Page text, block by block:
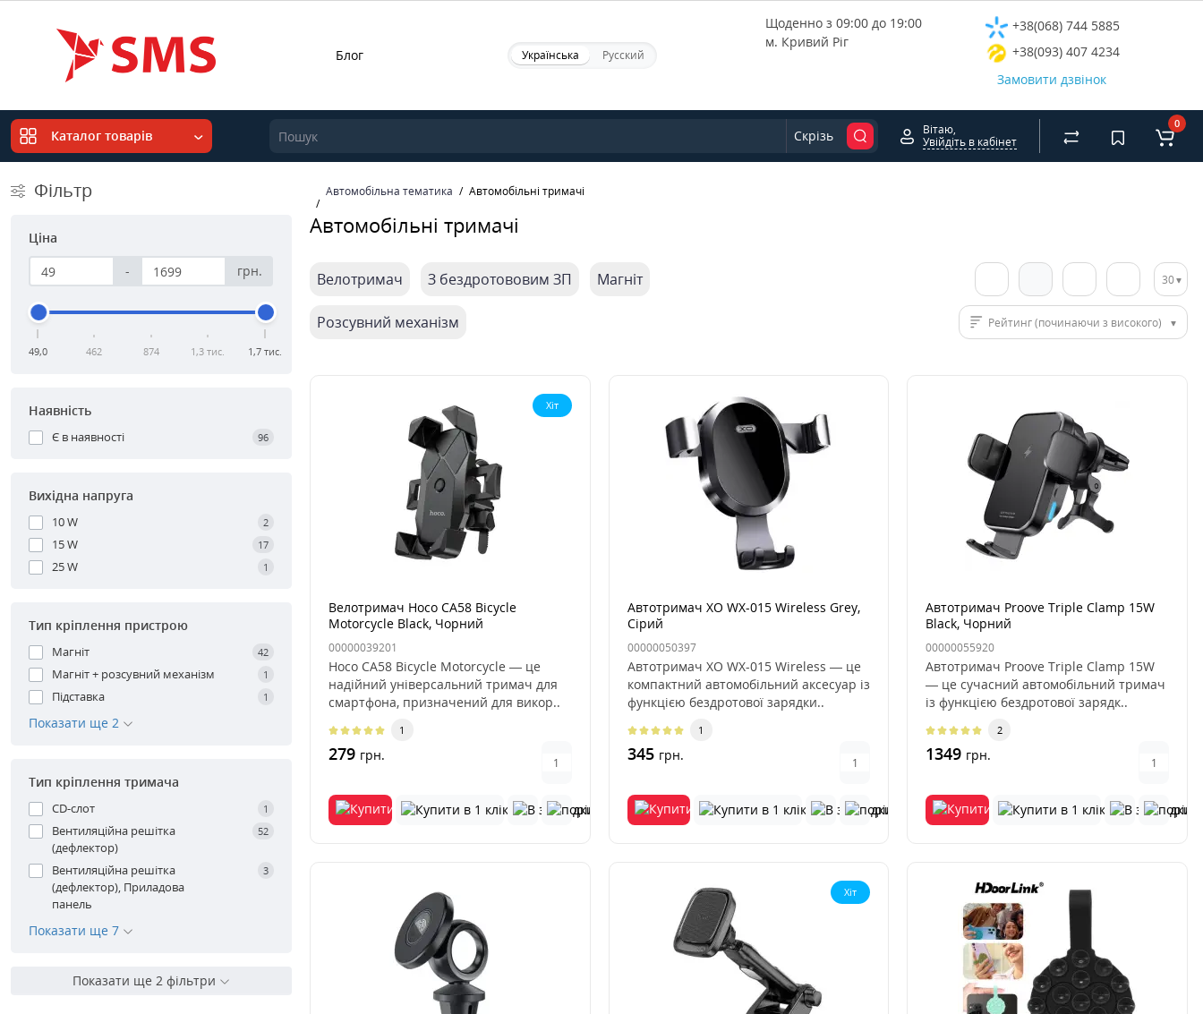
Блог Українська Русский
Щоденно з 09:00 до 19:00
м. Кривий Ріг
+38(068) 744 5885
+38(093) 407 4234
Замовити дзвінок
Каталог товарів Скрізь
Вітаю,
Увійдіть в кабінет
0
Фільтр
Ціна
-
грн.
49,0 462 874 1,3 тис. 1,7 тис.
Наявність
Є в наявності 96
Вихідна напруга
10 W 2
15 W 17
25 W 1
Тип кріплення пристрою
Магніт 42
Магніт + розсувний механізм 1
Підставка 1
Показати ще 2
Тип кріплення тримача
CD-слот 1
Вентиляційна решітка
(дефлектор)
52
Вентиляційна решітка
(дефлектор), Приладова
панель
3
Показати ще 7
Показати ще 2 фільтри
Автомобільна тематика Автомобільні тримачі
Автомобільні тримачі
Велотримач З бездротововим ЗП Магніт
Розсувний механізм
30
Рейтинг (починаючи з високого)
Хіт
Велотримач Hoco CA58 Bicycle
Motorcycle Black, Чорний
00000039201
Hoco CA58 Bicycle Motorcycle — це
надійний універсальний тримач для
смартфона, призначений для викор..
1
279 грн.
Автотримач XO WX-015 Wireless Grey,
Сірий
00000050397
Автотримач XO WX-015 Wireless — це
компактний автомобільний аксесуар із
функцією бездротової зарядки..
1
345 грн.
Автотримач Proove Triple Clamp 15W
Black, Чорний
00000055920
Автотримач Proove Triple Clamp 15W
— це сучасний автомобільний тримач
із функцією бездротової зарядк..
2
1349 грн.
Хіт